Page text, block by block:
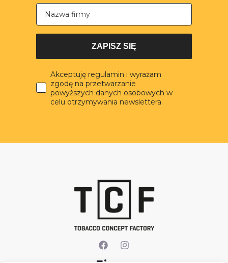
Nazwa firmy
ZAPISZ SIĘ
Akceptuję regulamin i wyrażam
zgodę na przetwarzanie
powyższych danych osobowych w
celu otrzymywania newslettera.